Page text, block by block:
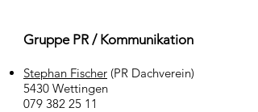
Gruppe PR / Kommunikation
Stephan Fischer (PR Dachverein)
5430 Wettingen
079 382 25 11